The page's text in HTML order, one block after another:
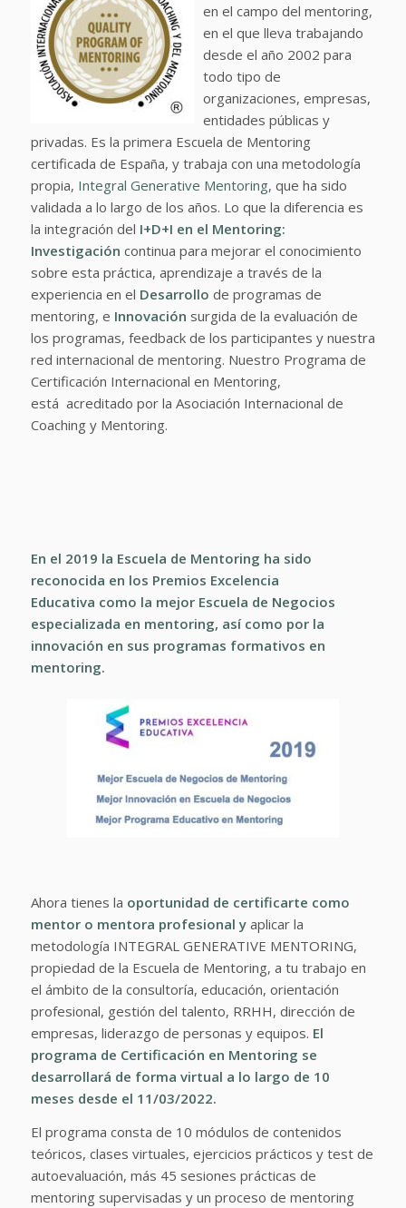
en el campo del mentoring,
en el que lleva trabajando
desde el año 2002 para
todo tipo de
organizaciones, empresas,
entidades públicas y
privadas. Es la primera Escuela de Mentoring
certificada de España, y trabaja con una metodología
propia, Integral Generative Mentoring, que ha sido
validada a lo largo de los años. Lo que la diferencia es
la integración del I+D+I en el Mentoring:
Investigación continua para mejorar el conocimiento
sobre esta práctica, aprendizaje a través de la
experiencia en el Desarrollo de programas de
mentoring, e Innovación surgida de la evaluación de
los programas, feedback de los participantes y nuestra
red internacional de mentoring. Nuestro Programa de
Certificación Internacional en Mentoring,
está acreditado por la Asociación Internacional de
Coaching y Mentoring.
En el 2019 la Escuela de Mentoring ha sido
reconocida en los Premios Excelencia
Educativa como la mejor Escuela de Negocios
especializada en mentoring, así como por la
innovación en sus programas formativos en
mentoring.
Ahora tienes la oportunidad de certificarte como
mentor o mentora profesional yaplicar la
metodología INTEGRAL GENERATIVE MENTORING,
propiedad de la Escuela de Mentoring, a tu trabajo en
el ámbito de la consultoría, educación, orientación
profesional, gestión del talento, RRHH, dirección de
empresas, liderazgo de personas y equipos. El
programa de Certificación en Mentoring se
desarrollará de forma virtual a lo largo de 10
meses desde el 11/03/2022.
El programa consta de 10 módulos de contenidos
teóricos, clases virtuales, ejercicios prácticos y test de
autoevaluación, más 45 sesiones prácticas de
mentoring supervisadas y un proceso de mentoring